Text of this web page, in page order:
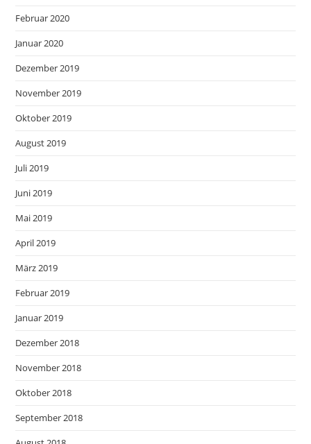
Februar 2020
Januar 2020
Dezember 2019
November 2019
Oktober 2019
August 2019
Juli 2019
Juni 2019
Mai 2019
April 2019
März 2019
Februar 2019
Januar 2019
Dezember 2018
November 2018
Oktober 2018
September 2018